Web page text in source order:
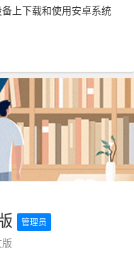
上下载和使用安卓系统
管理员